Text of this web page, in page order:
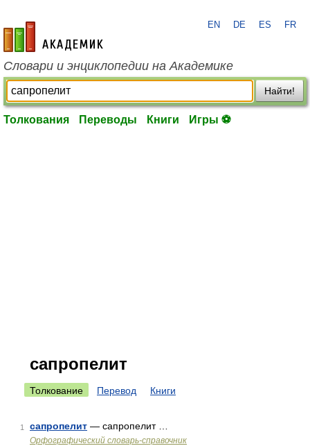
academic.ru
EN DE ES FR
Словари и энциклопедии на Академике
Найти!
Толкования Переводы Книги Игры ⚽
сапропелит
Толкование Перевод Книги
1 сапропелит — сапропелит …
Орфографический словарь-справочник